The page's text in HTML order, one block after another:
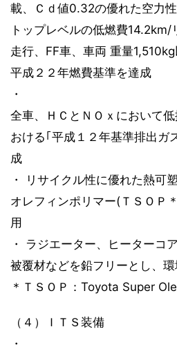
載、Ｃｄ値0.32の優れた空力
トップレベルの低燃費14.2km/
走行、FF車、車両 重量
平成２２年燃費基準を達成
・
全車、ＨＣとＮＯｘにおいて
おける｢平成１２年基準排出ガ
成
・ リサイクル性に優れた熱可
オレフィンポリマー(ＴＳＯＰ
用
・ ラジエーター、ヒーターコ
被覆材などを鉛フリーとし、
＊ＴＳＯＰ：Toyota Super
（４）ＩＴＳ装備
・